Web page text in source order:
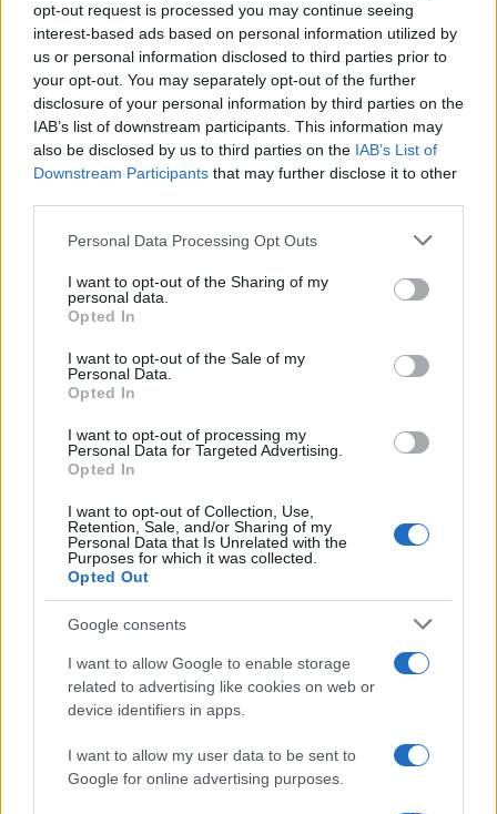
opt-out request is processed you may continue seeing
interest-based ads based on personal information utilized by
us or personal information disclosed to third parties prior to
your opt-out. You may separately opt-out of the further
disclosure of your personal information by third parties on the
IAB’s list of downstream participants. This information may
also be disclosed by us to third parties on the IAB’s List of
Downstream Participants that may further disclose it to other
Please note that this website/app uses one or more Google
not limited to your visit or usage behaviour. You may click to
grant or deny consent to Google and its third-party tags to
use your data for below specified purposes in below Google
consent section.
Personal Data Processing Opt Outs
I want to opt-out of the Sharing of my
personal data.
Opted In
I want to opt-out of the Sale of my
Personal Data.
Opted In
I want to opt-out of processing my
Personal Data for Targeted Advertising.
Opted In
I want to opt-out of Collection, Use,
Retention, Sale, and/or Sharing of my
Personal Data that Is Unrelated with the
Purposes for which it was collected.
Opted Out
Google consents
I want to allow Google to enable storage
related to advertising like cookies on web or
device identifiers in apps.
I want to allow my user data to be sent to
Google for online advertising purposes.
2000 /2000
Υποβολή σχολίου
Όροι Χρήσης . Το site προστατεύεται από reCAPTCHA, ισχύουν
Πολιτική Απορρήτου&Όροι Χρήσηςτης Google.
Κόσμος
BURBERRY
Share:
Ακολουθήστε το Νewsit.gr στο
ενημερωθείτε πρώτοι για όλη την ειδησεογραφία και τα
Πιο δημοφιλή
Σοκαριστική υπόθεση στην Κρήτη:
Τουρίστας ρωτούσε πόσο να πληρώσει για
να ασελγήσει σε 10χρονο κορίτσι - Το παιδί
καθόταν αμέριμνο σε αυλή επιχείρησης
Ryanair: «Ένα κομμάτι του προσώπου του
επιβάτιδα που έσωσε τον Σέρβο όταν
έσπασε το παράθυρο του αεροπλάνου
Ανησυχία από το ξέσπασμα του ιού του
- «Καμπανάκι» από τον Ιατρικό Σύλλογο
Αθηνών για την προστασία της δημόσιας
υγείας